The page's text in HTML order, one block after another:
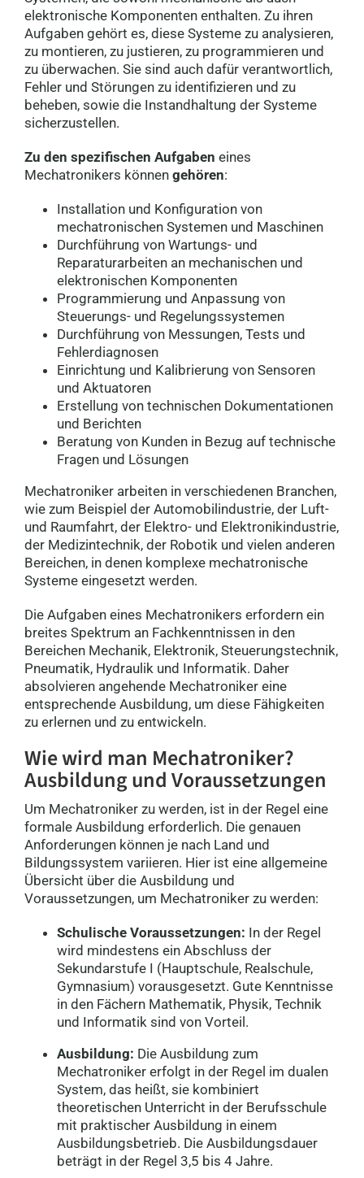
KFZ Mechatroniker (m/w/d) Vollzeit /
Teilzeit
53359 Rheinbach
Mechatroniker (m/w/d)
Mannheim
4020 Linz
Mechatroniker:in Montage In- und
Ausland – Nähe Ried – Vollzeit
(m/w/d)
4911 Tumeltsham
Elektrotechniker oder
Mechatroniker - Voitsberg (m/w/d)
8570 Voitsberg
Mechatroniker:in bei Plasser &
Theurer (m/w/d)
4020 Linz
Mechatroniker (m/w/d)
28195 Bremen
Mechatroniker (m/w/d)
Mechatroniker (m/w/d)
63450 Hanau
Mechatroniker (m/w/d)
60311 Frankfurt (am Main)
Mechatroniker (m/w/d)
80331 München
Mechatroniker (m/w/d)
70173 Stuttgart
Mechatroniker (m/w/d)
86150 Augsburg
90402 Nürnberg
Mechatroniker (m/w/d)
23552 Lübeck
elektronische Komponenten enthalten. Zu ihren
Aufgaben gehört es, diese Systeme zu analysieren,
zu montieren, zu justieren, zu programmieren und
zu überwachen. Sie sind auch dafür verantwortlich,
Fehler und Störungen zu identifizieren und zu
beheben, sowie die Instandhaltung der Systeme
sicherzustellen.
Zu den spezifischen Aufgaben eines
Mechatronikers können gehören:
Installation und Konfiguration von
mechatronischen Systemen und Maschinen
Durchführung von Wartungs- und
Reparaturarbeiten an mechanischen und
elektronischen Komponenten
Programmierung und Anpassung von
Steuerungs- und Regelungssystemen
Durchführung von Messungen, Tests und
Fehlerdiagnosen
Einrichtung und Kalibrierung von Sensoren
und Aktuatoren
Erstellung von technischen Dokumentationen
und Berichten
Beratung von Kunden in Bezug auf technische
Fragen und Lösungen
Mechatroniker arbeiten in verschiedenen Branchen,
wie zum Beispiel der Automobilindustrie, der Luft-
und Raumfahrt, der Elektro- und Elektronikindustrie,
der Medizintechnik, der Robotik und vielen anderen
Bereichen, in denen komplexe mechatronische
Systeme eingesetzt werden.
Die Aufgaben eines Mechatronikers erfordern ein
breites Spektrum an Fachkenntnissen in den
Bereichen Mechanik, Elektronik, Steuerungstechnik,
Pneumatik, Hydraulik und Informatik. Daher
absolvieren angehende Mechatroniker eine
entsprechende Ausbildung, um diese Fähigkeiten
zu erlernen und zu entwickeln.
Wie wird man Mechatroniker?
Ausbildung und Voraussetzungen
Um Mechatroniker zu werden, ist in der Regel eine
formale Ausbildung erforderlich. Die genauen
Anforderungen können je nach Land und
Bildungssystem variieren. Hier ist eine allgemeine
Übersicht über die Ausbildung und
Voraussetzungen, um Mechatroniker zu werden:
Schulische Voraussetzungen: In der Regel
wird mindestens ein Abschluss der
Sekundarstufe I (Hauptschule, Realschule,
Gymnasium) vorausgesetzt. Gute Kenntnisse
in den Fächern Mathematik, Physik, Technik
und Informatik sind von Vorteil.
Ausbildung: Die Ausbildung zum
Mechatroniker erfolgt in der Regel im dualen
System, das heißt, sie kombiniert
theoretischen Unterricht in der Berufsschule
mit praktischer Ausbildung in einem
Ausbildungsbetrieb. Die Ausbildungsdauer
beträgt in der Regel 3,5 bis 4 Jahre.